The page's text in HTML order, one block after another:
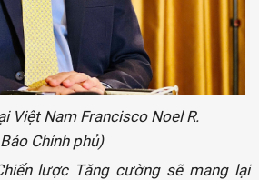
Việt Nam Francisco Noel R.
Chính phủ)
lược Tăng cường sẽ mang lại